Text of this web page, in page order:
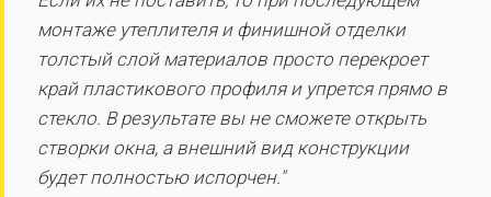
монтаже утеплителя и финишной отделки
толстый слой материалов просто перекроет
край пластикового профиля и упрется прямо в
стекло. В результате вы не сможете открыть
створки окна, а внешний вид конструкции
будет полностью испорчен."